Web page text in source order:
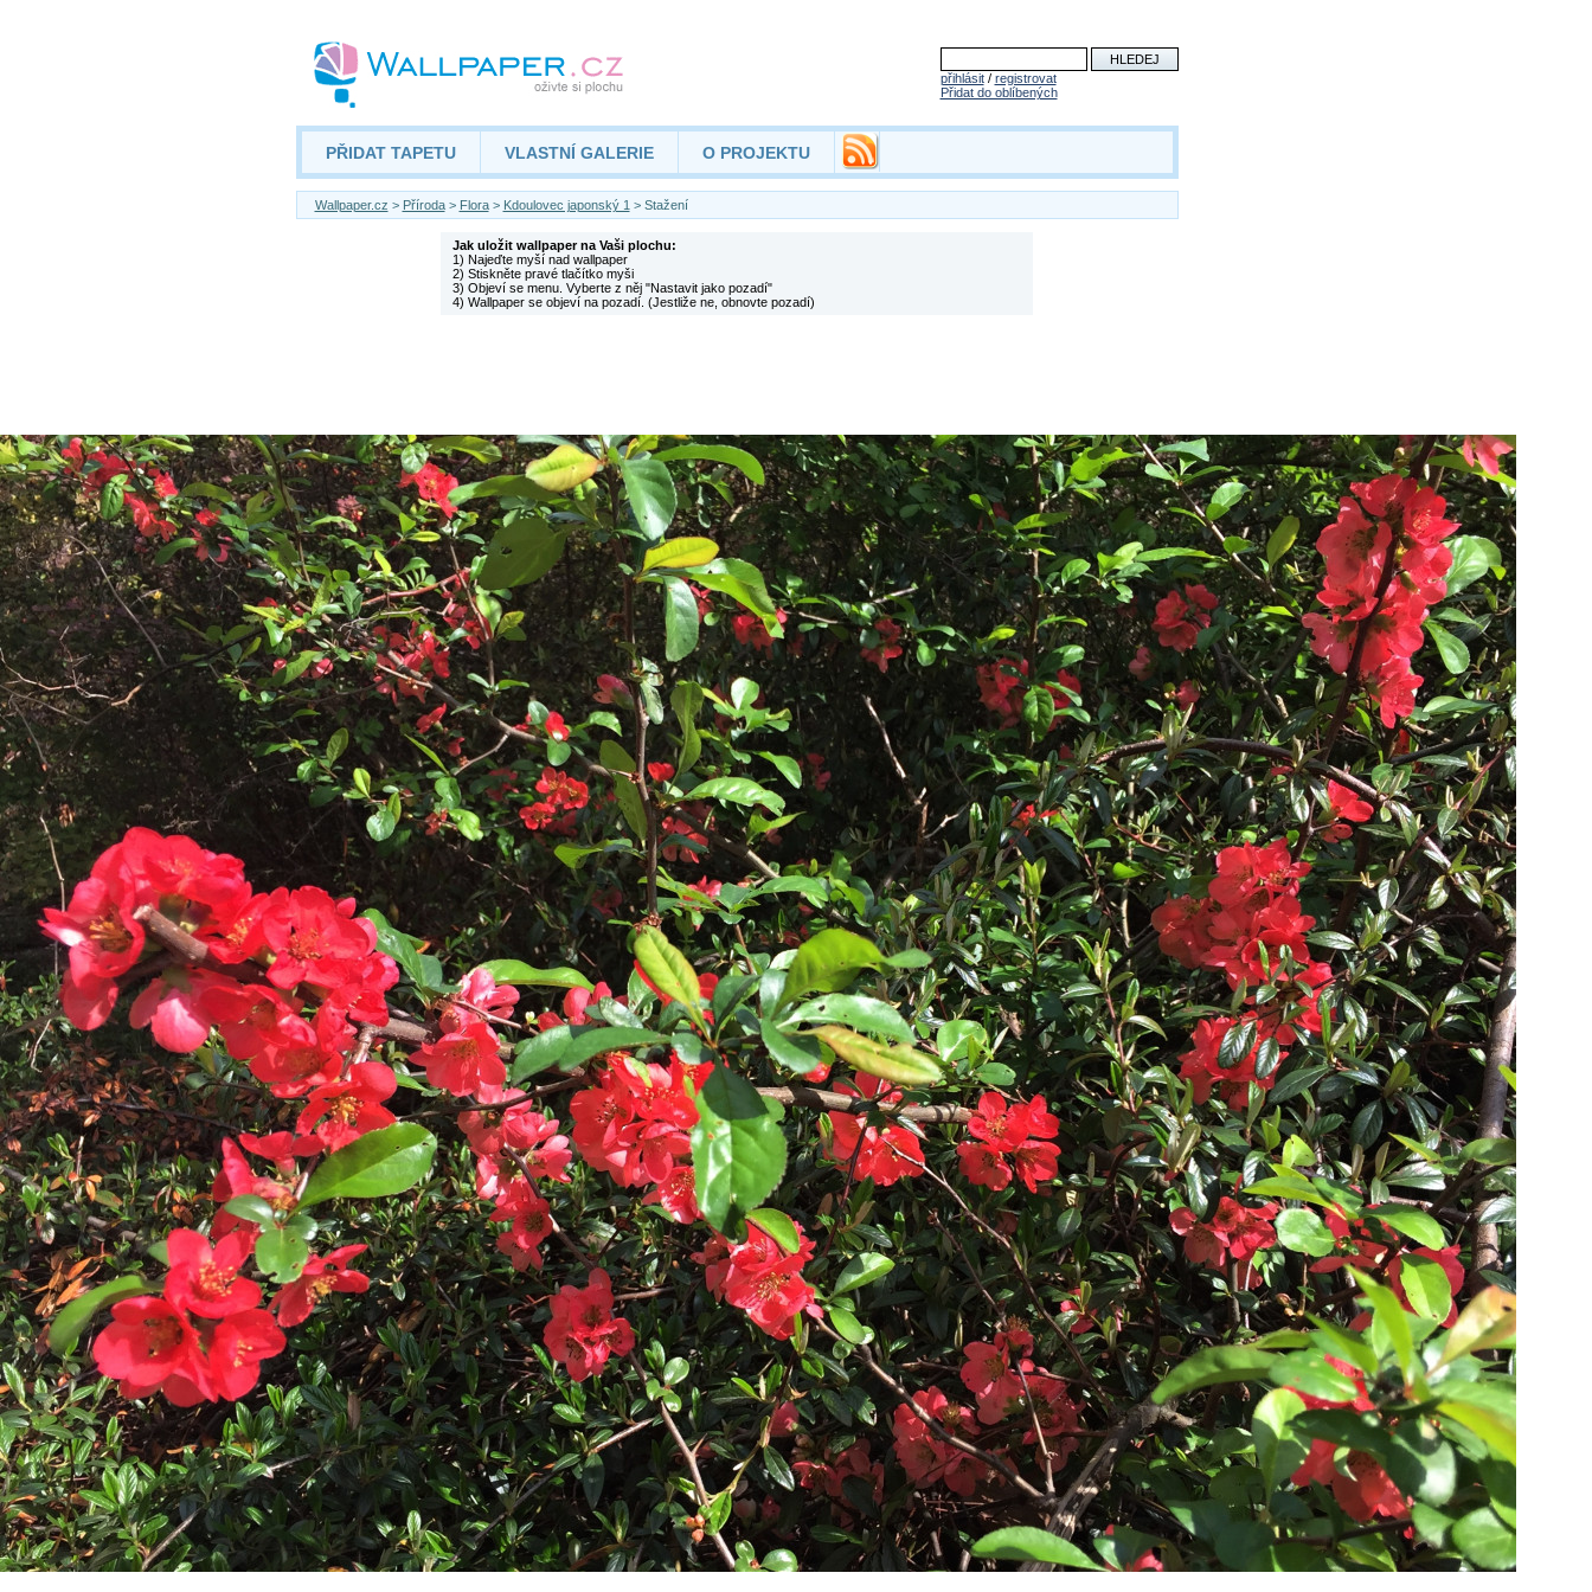
přihlásit/ registrovat
Přidat do oblíbených
PŘIDAT TAPETU VLASTNÍ GALERIE O PROJEKTU
Wallpaper.cz > Příroda> Flora> Kdoulovec japonský 1 > Stažení
Jak uložit wallpaper na Vaši plochu:
1) Najeďte myší nad wallpaper
2) Stiskněte pravé tlačítko myši
3) Objeví se menu. Vyberte z něj "Nastavit jako pozadí"
4) Wallpaper se objeví na pozadí. (Jestliže ne, obnovte pozadí)